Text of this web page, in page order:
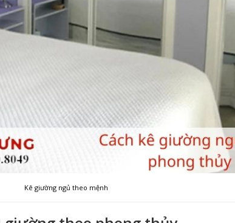
Kê giường ngủ theo mệnh